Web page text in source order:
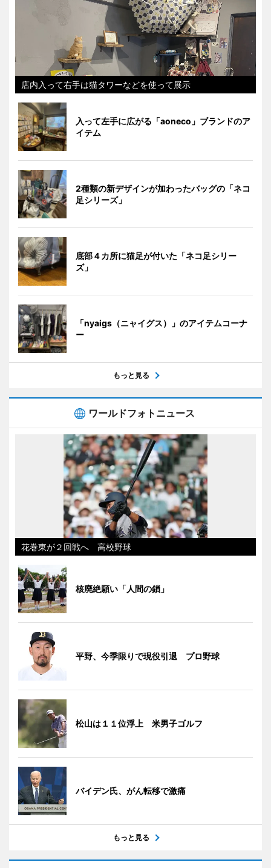
店内入って右手は猫タワーなどを使って展示
入って左手に広がる「aoneco」ブランドのア
イテム
2種類の新デザインが加わったバッグの「ネコ
足シリーズ」
底部４カ所に猫足が付いた「ネコ足シリー
ズ」
「nyaigs（ニャイグス）」のアイテムコーナ
ー
もっと見る
ワールドフォトニュース
花巻東が２回戦へ 高校野球
核廃絶願い「人間の鎖」
平野、今季限りで現役引退 プロ野球
松山は１１位浮上 米男子ゴルフ
バイデン氏、がん転移で激痛
もっと見る